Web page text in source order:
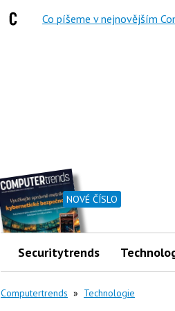
NOVÉ ČÍSLO
Securitytrends
Computertrends » Technologie
Co píšeme v nejnovějším